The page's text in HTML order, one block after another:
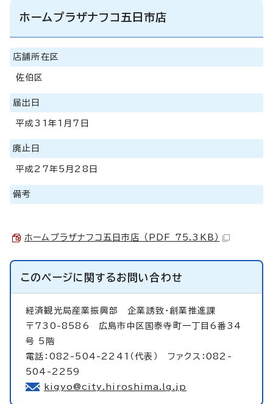
ホームプラザナフコ五日市店
店舗所在区
佐伯区
届出日
平成31年1月7日
廃止日
平成27年5月28日
備考
ホームプラザナフコ五日市店 （PDF 75.3KB）
このページに関するお問い合わせ
経済観光局産業振興部企業誘致・創業推進課
〒730-8586 広島市中区国泰寺町一丁目6番34
号 5階
電話：082-504-2241（代表） ファクス：082-
504-2259
kigyo@city.hiroshima.lg.jp